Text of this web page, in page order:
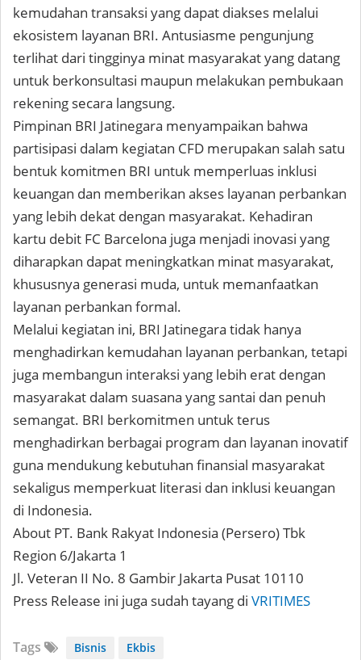
kemudahan transaksi yang dapat diakses melalui
ekosistem layanan BRI. Antusiasme pengunjung
terlihat dari tingginya minat masyarakat yang datang
untuk berkonsultasi maupun melakukan pembukaan
rekening secara langsung.
Pimpinan BRI Jatinegara menyampaikan bahwa
partisipasi dalam kegiatan CFD merupakan salah satu
bentuk komitmen BRI untuk memperluas inklusi
keuangan dan memberikan akses layanan perbankan
yang lebih dekat dengan masyarakat. Kehadiran
kartu debit FC Barcelona juga menjadi inovasi yang
diharapkan dapat meningkatkan minat masyarakat,
khususnya generasi muda, untuk memanfaatkan
layanan perbankan formal.
Melalui kegiatan ini, BRI Jatinegara tidak hanya
menghadirkan kemudahan layanan perbankan, tetapi
juga membangun interaksi yang lebih erat dengan
masyarakat dalam suasana yang santai dan penuh
semangat. BRI berkomitmen untuk terus
menghadirkan berbagai program dan layanan inovatif
guna mendukung kebutuhan finansial masyarakat
sekaligus memperkuat literasi dan inklusi keuangan
di Indonesia.
About PT. Bank Rakyat Indonesia (Persero) Tbk
Region 6/Jakarta 1
Jl. Veteran II No. 8 Gambir Jakarta Pusat 10110
Press Release ini juga sudah tayang di VRITIMES
Tags Bisnis Ekbis